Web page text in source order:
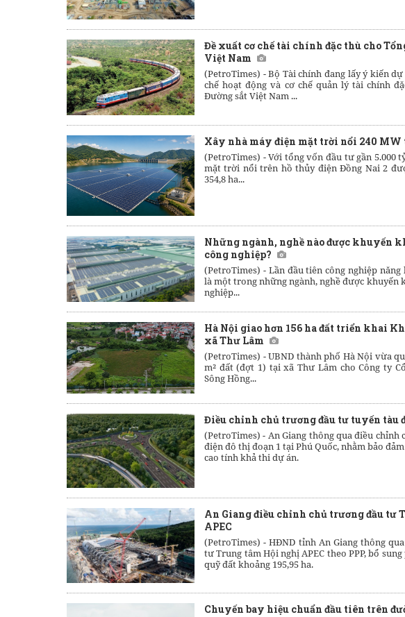
Đề xuất cơ chế tài chính đặc thù cho
Việt Nam
(PetroTimes) -Bộ Tài chính đang lấy ý kiến
chế hoạt động và cơ chế quản lý tài chính
Đường sắt Việt Nam ...
Xây nhà máy điện mặt trời nổi 240 MW
(PetroTimes) -Với tổng vốn đầu tư gần 5.000
mặt trời nổi trên hồ thủy điện Đồng Nai 2
354,8 ha...
Những ngành, nghề nào được khuyến
công nghiệp?
(PetroTimes) - Lần đầu tiên công nghiệp
là một trong những ngành, nghề được khuyến
nghiệp...
Hà Nội giao hơn 156 ha đất triển khai
xã Thư Lâm
(PetroTimes) -UBND thành phố Hà Nội vừa
m² đất (đợt 1) tại xã Thư Lâm cho Công ty
Sông Hồng...
Điều chỉnh chủ trương đầu tư tuyến tàu
(PetroTimes) - An Giang thông qua điều
điện đô thị đoạn 1 tại Phú Quốc, nhằm bảo
cao tính khả thi dự án.
An Giang điều chỉnh chủ trương đầu tư
APEC
(PetroTimes) -HĐND tỉnh An Giang thông
tư Trung tâm Hội nghị APEC theo PPP, bổ
quỹ đất khoảng 195,95 ha.
Chuyến bay hiệu chuẩn đầu tiên trên